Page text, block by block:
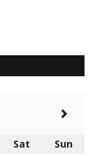
Sat
Sun